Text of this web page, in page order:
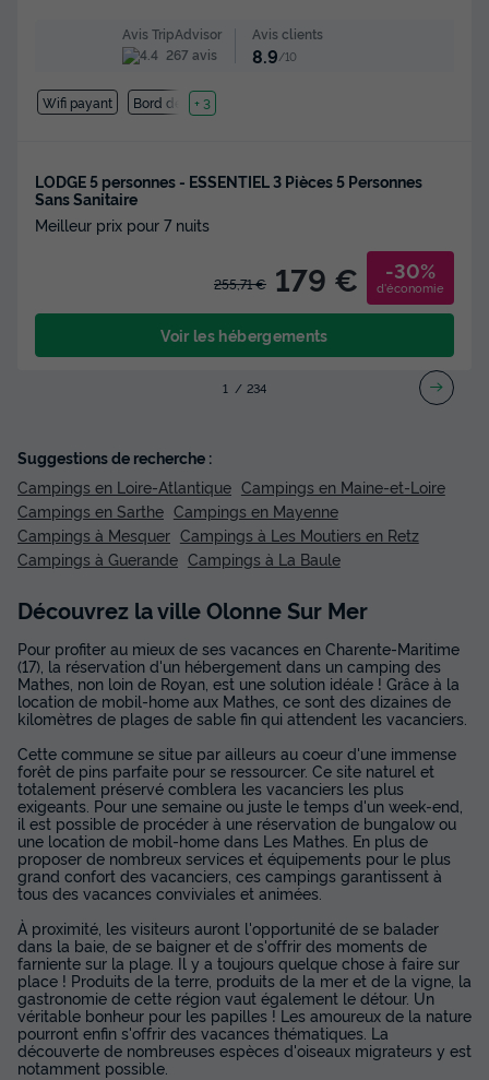
Avis TripAdvisor
267 avis
Avis clients
8.9/10
Wifi payant Bord de mer
+ 3
LODGE 5 personnes - ESSENTIEL 3 Pièces 5 Personnes
Sans Sanitaire
Meilleur prix pour 7 nuits
255,71 € 179 € -30%
d'économie
Voir les hébergements
1 234
Suggestions de recherche :
Campings en Loire-Atlantique Campings en Maine-et-Loire
Campings en Sarthe Campings en Mayenne
Campings à Mesquer Campings à Les Moutiers en Retz
Campings à Guerande Campings à La Baule
Découvrez la ville Olonne Sur Mer
Pour profiter au mieux de ses vacances en Charente-Maritime
(17), la réservation d'un hébergement dans un camping des
Mathes, non loin de Royan, est une solution idéale ! Grâce à la
location de mobil-home aux Mathes, ce sont des dizaines de
kilomètres de plages de sable fin qui attendent les vacanciers.
Cette commune se situe par ailleurs au coeur d'une immense
forêt de pins parfaite pour se ressourcer. Ce site naturel et
totalement préservé comblera les vacanciers les plus
exigeants. Pour une semaine ou juste le temps d'un week-end,
il est possible de procéder à une réservation de bungalow ou
une location de mobil-home dans Les Mathes. En plus de
proposer de nombreux services et équipements pour le plus
grand confort des vacanciers, ces campings garantissent à
tous des vacances conviviales et animées.
À proximité, les visiteurs auront l'opportunité de se balader
dans la baie, de se baigner et de s'offrir des moments de
farniente sur la plage. Il y a toujours quelque chose à faire sur
place ! Produits de la terre, produits de la mer et de la vigne, la
gastronomie de cette région vaut également le détour. Un
véritable bonheur pour les papilles ! Les amoureux de la nature
pourront enfin s'offrir des vacances thématiques. La
découverte de nombreuses espèces d'oiseaux migrateurs y est
notamment possible.